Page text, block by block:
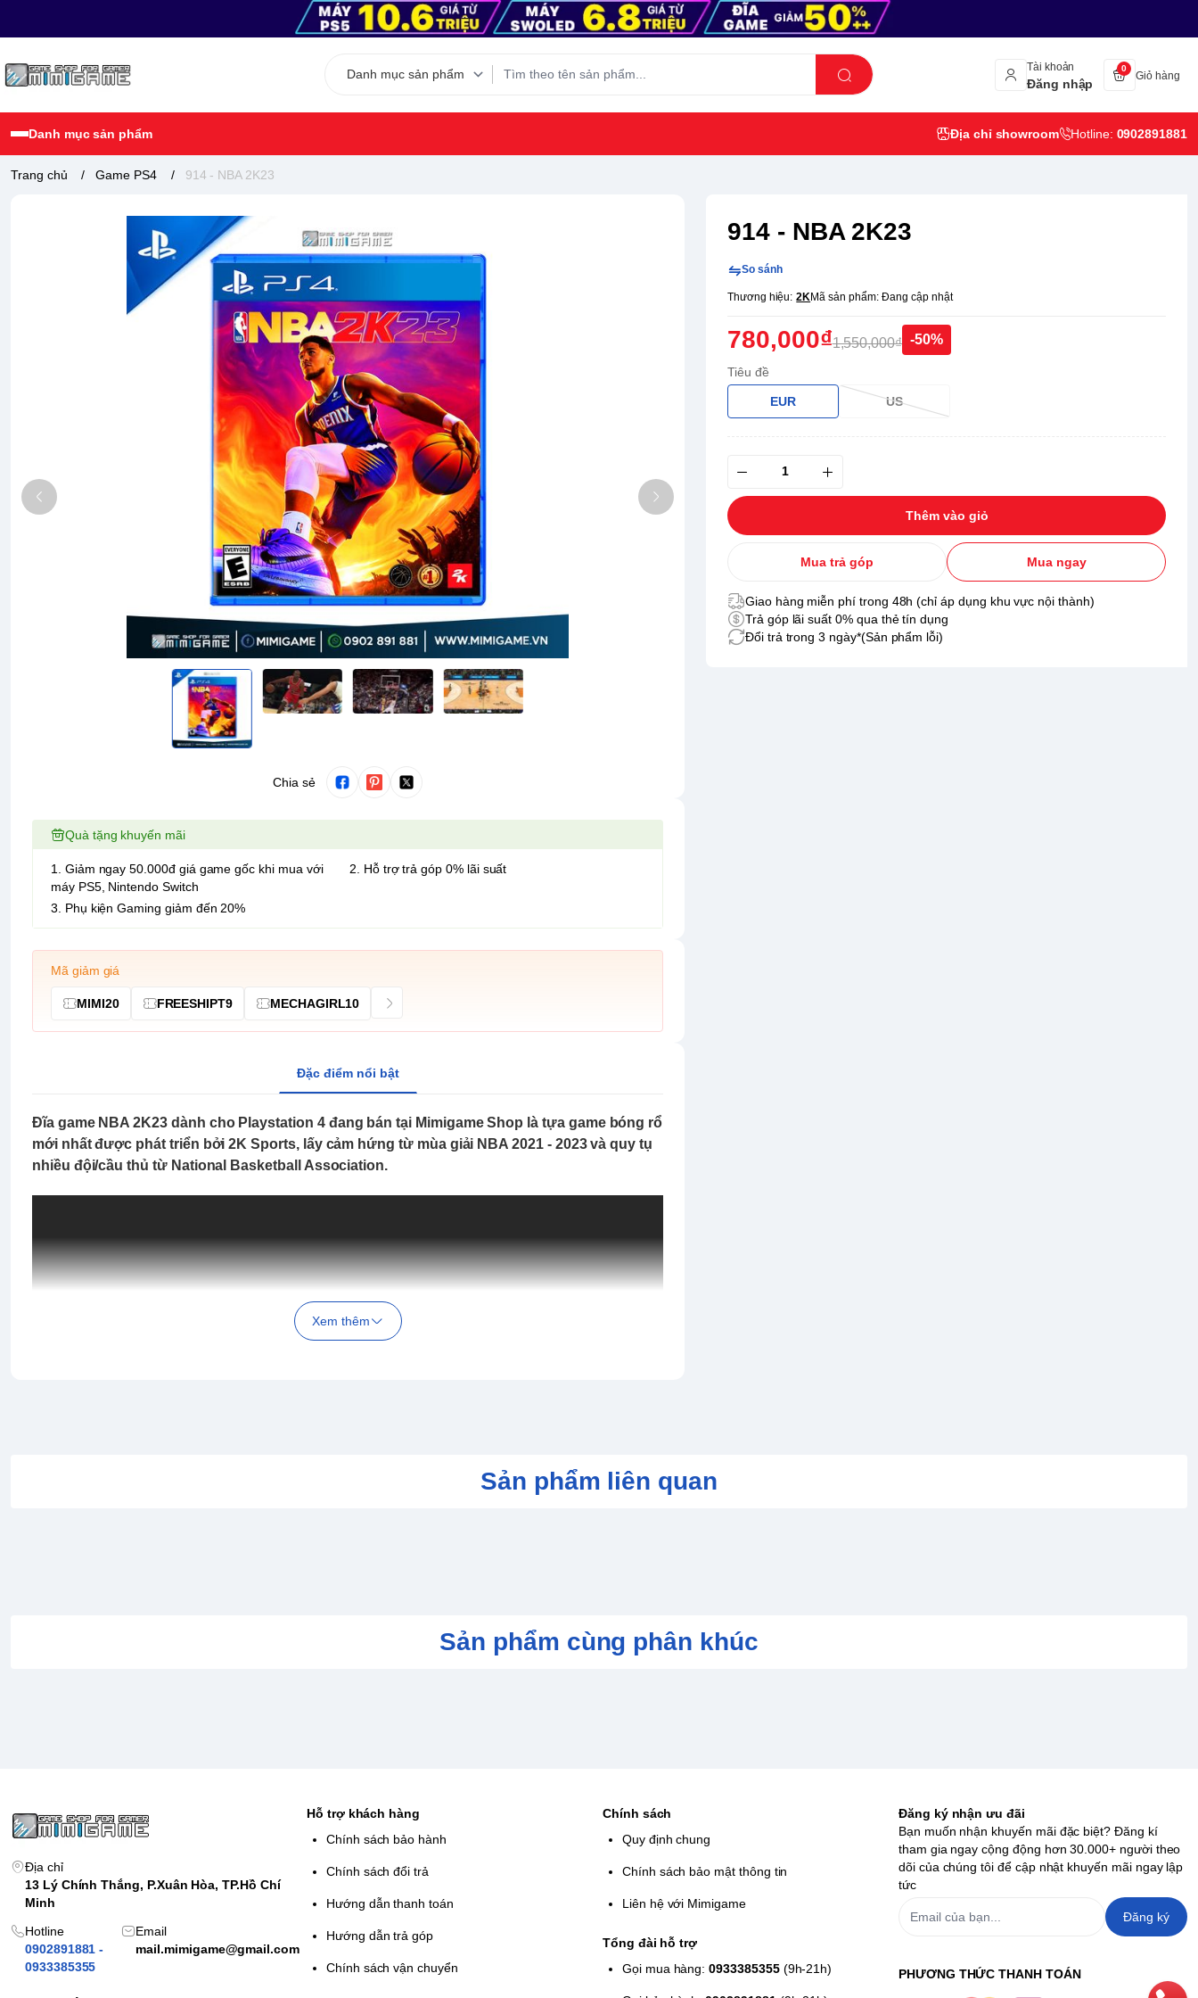
Tài khoản
Đăng nhập
0
Giỏ hàng
Danh mục sản phẩm Địa chỉ showroom Hotline: 0902891881
Trang chủ / Game PS4 / 914 - NBA 2K23
Chia sẻ
914 - NBA 2K23
So sánh
Thương hiệu: 2KMã sản phẩm: Đang cập nhật
780,000₫1,550,000₫ -50%
Tiêu đề
EUR US
Thêm vào giỏ
Mua trả góp Mua ngay
Giao hàng miễn phí trong 48h (chỉ áp dụng khu vực nội thành)
Trả góp lãi suất 0% qua thẻ tín dụng
Đổi trả trong 3 ngày*(Sản phẩm lỗi)
Quà tặng khuyến mãi
1. Giảm ngay 50.000đ giá game gốc khi mua với
máy PS5, Nintendo Switch
2. Hỗ trợ trả góp 0% lãi suất
3. Phụ kiện Gaming giảm đến 20%
Mã giảm giá
MIMI20 FREESHIPT9 MECHAGIRL10
Đặc điểm nổi bật
Đĩa game NBA 2K23 dành cho Playstation 4 đang bán tại Mimigame Shop là tựa game bóng rổ
mới nhất được phát triển bởi 2K Sports, lấy cảm hứng từ mùa giải NBA 2021 - 2023 và quy tụ
nhiều đội/cầu thủ từ National Basketball Association.
Xem thêm
Sản phẩm liên quan
Sản phẩm cùng phân khúc
Địa chỉ
13 Lý Chính Thắng, P.Xuân Hòa, TP.Hồ Chí
Minh
Hotline
0902891881 -
0933385355
Email
mail.mimigame@gmail.com
Hỗ trợ khách hàng
Chính sách bảo hành
Chính sách đổi trả
Hướng dẫn thanh toán
Hướng dẫn trả góp
Chính sách vận chuyển
Chính sách
Quy định chung
Chính sách bảo mật thông tin
Liên hệ với Mimigame
Tổng đài hỗ trợ
Gọi mua hàng:0933385355(9h-21h)
Đăng ký nhận ưu đãi
Bạn muốn nhận khuyến mãi đặc biệt? Đăng kí
tham gia ngay cộng động hơn 30.000+ người theo
dõi của chúng tôi để cập nhật khuyến mãi ngay lập
tức
Đăng ký
PHƯƠNG THỨC THANH TOÁN